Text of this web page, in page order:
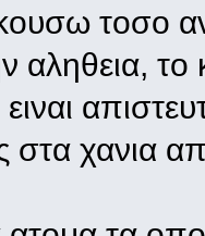
τοσο
αληθεια,
χανια